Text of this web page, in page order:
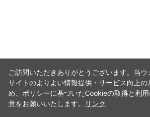
ご訪問いただきありがとうございます。当ウ
サイトのよりよい情報提供・サービス向上の
め、ポリシーに基づいたCookieの取得と利
意をお願いいたします。
リンク